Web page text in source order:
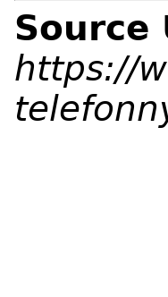
Source
https://